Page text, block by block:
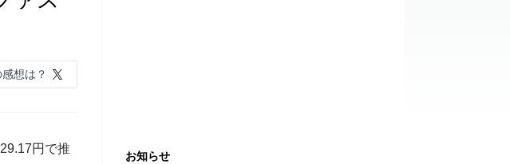
想は？
円で推
お知らせ